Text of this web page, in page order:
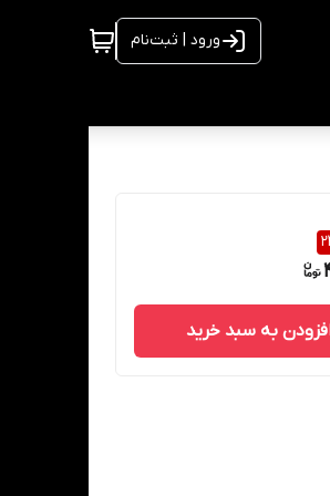
ورود | ثبت‌نام
به سبد خرید